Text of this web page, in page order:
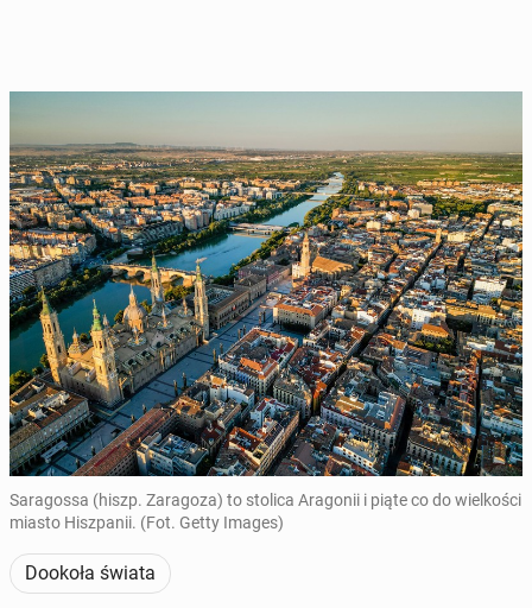
Saragossa (hiszp. Zaragoza) to stolica Aragonii i piąte co do wielkości
miasto Hiszpanii. (Fot. Getty Images)
Dookoła świata